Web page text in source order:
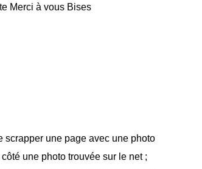
Merci à vous Bises
scrapper une page avec une photo
une photo trouvée sur le net ;